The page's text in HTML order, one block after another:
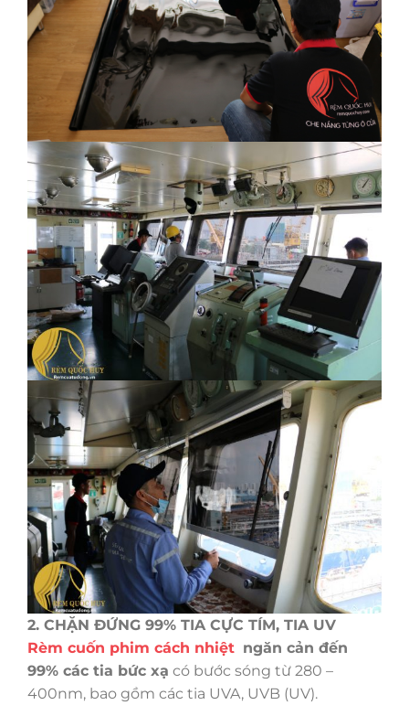
2. CHẶN ĐỨNG 99% TIA CỰC TÍM, TIA UV
Rèm cuốn phim cách nhiệt ngăn cản đến
99% các tia bức xạ có bước sóng từ 280 –
400nm, bao gồm các tia UVA, UVB (UV).